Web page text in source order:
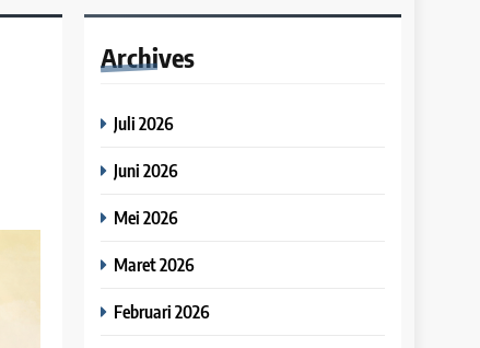
Archives
Juli 2026
Juni 2026
Mei 2026
Maret 2026
Februari 2026